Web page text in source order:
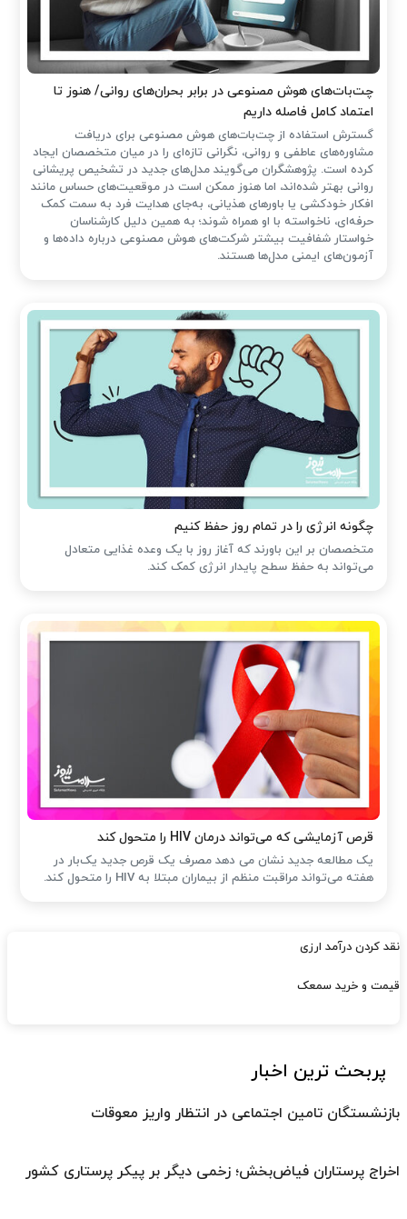
چت‌بات‌های هوش مصنوعی در برابر بحران‌های روانی/ هنوز تا
اعتماد کامل فاصله داریم
گسترش استفاده از چت‌بات‌های هوش مصنوعی برای دریافت
مشاوره‌های عاطفی و روانی، نگرانی تازه‌ای را در میان متخصصان ایجاد
کرده است. پژوهشگران می‌گویند مدل‌های جدید در تشخیص پریشانی
روانی بهتر شده‌اند، اما هنوز ممکن است در موقعیت‌های حساس مانند
افکار خودکشی یا باورهای هذیانی، به‌جای هدایت فرد به سمت کمک
حرفه‌ای، ناخواسته با او همراه شوند؛ به همین دلیل کارشناسان
خواستار شفافیت بیشتر شرکت‌های هوش مصنوعی درباره داده‌ها و
آزمون‌های ایمنی مدل‌ها هستند.
چگونه انرژی را در تمام روز حفظ کنیم
متخصصان بر این باورند که آغاز روز با یک وعده غذایی متعادل
می‌تواند به حفظ سطح پایدار انرژی کمک کند.
قرص آزمایشی که می‌تواند درمان HIV را متحول کند
یک مطالعه جدید نشان می دهد مصرف یک قرص جدید یک‌بار در
هفته می‌تواند مراقبت منظم از بیماران مبتلا به HIV را متحول کند.
نقد کردن درآمد ارزی
قیمت و خرید سمعک
پربحث ترین اخبار
بازنشستگان تامین اجتماعی در انتظار واریز معوقات
اخراج پرستاران فیاض‌بخش؛ زخمی دیگر بر پیکر پرستاری کشور